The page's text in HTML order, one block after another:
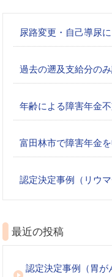
尿路変更・自己導尿
過去の遡及支給分の
年齢による障害年金
富田林市で障害年金
認定決定事例（リウ
最近の投稿
認定決定事例（胃が